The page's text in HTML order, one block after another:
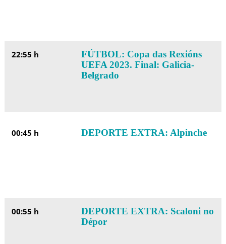
22:55 h
FÚTBOL: Copa das Rexións
UEFA 2023. Final: Galicia-
Belgrado
00:45 h DEPORTE EXTRA: Alpinche
00:55 h
DEPORTE EXTRA: Scaloni no
Dépor